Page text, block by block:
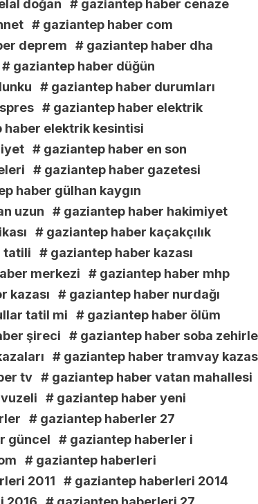
doğan
# gaziantep haber cenaze
# gaziantep haber com
deprem
# gaziantep haber dha
# gaziantep haber düğün
# gaziantep haber durumları
# gaziantep haber elektrik
haber elektrik kesintisi
# gaziantep haber en son
# gaziantep haber gazetesi
haber gülhan kaygın
uzun
# gaziantep haber hakimiyet
# gaziantep haber kaçakçılık
tatili
# gaziantep haber kazası
merkezi
# gaziantep haber mhp
kazası
# gaziantep haber nurdağı
tatil mi
# gaziantep haber ölüm
şireci
# gaziantep haber soba
# gaziantep haber tramvay
tv # gaziantep haber vatan mahallesi
# gaziantep haber yeni
# gaziantep haberler 27
güncel
# gaziantep haberler i
# gaziantep haberleri
2011
# gaziantep haberleri 2014